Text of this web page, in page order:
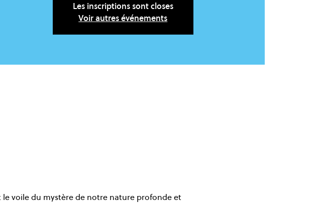
Les inscriptions sont closes
Voir autres événements
voile du mystère de notre nature profonde et